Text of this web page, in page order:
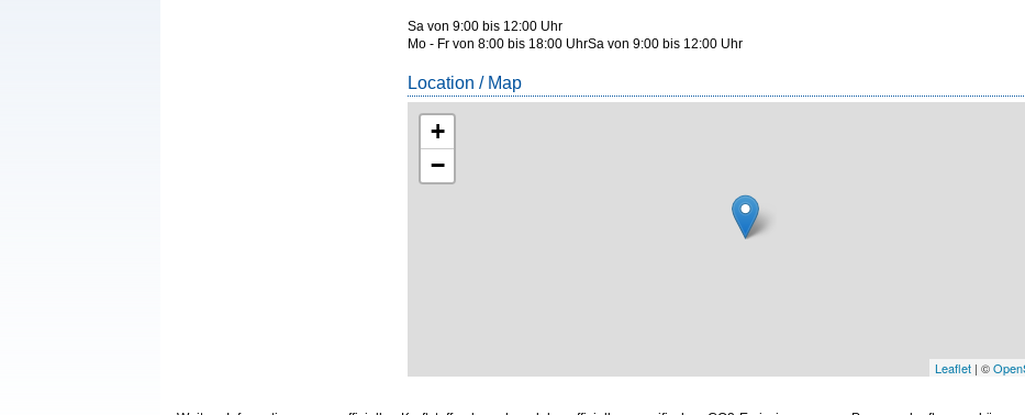
Sa von 9:00 bis 12:00 Uhr
Mo - Fr von 8:00 bis 18:00 UhrSa von 9:00 bis 12:00 Uhr
Location / Map
+
−
Leaflet | ©